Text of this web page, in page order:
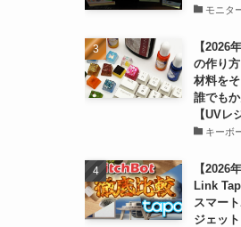
モニタ
【2026
の作り
材料を
誰でも
【UVレ
キーボ
【2026
Link
スマー
ジェッ